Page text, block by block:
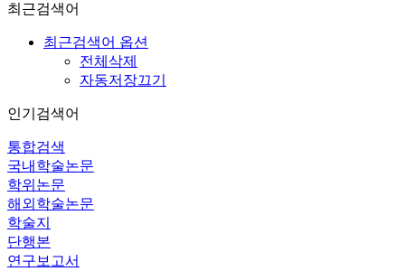
최근검색어
최근검색어 옵션
전체삭제
자동저장끄기
인기검색어
통합검색
국내학술논문
학위논문
해외학술논문
학술지
단행본
연구보고서